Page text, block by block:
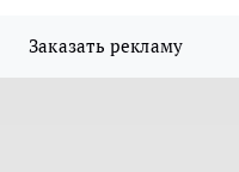
Заказать рекламу